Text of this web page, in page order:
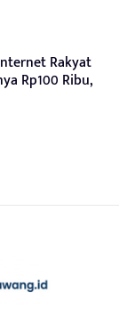
Rakyat
Rp100 Ribu,